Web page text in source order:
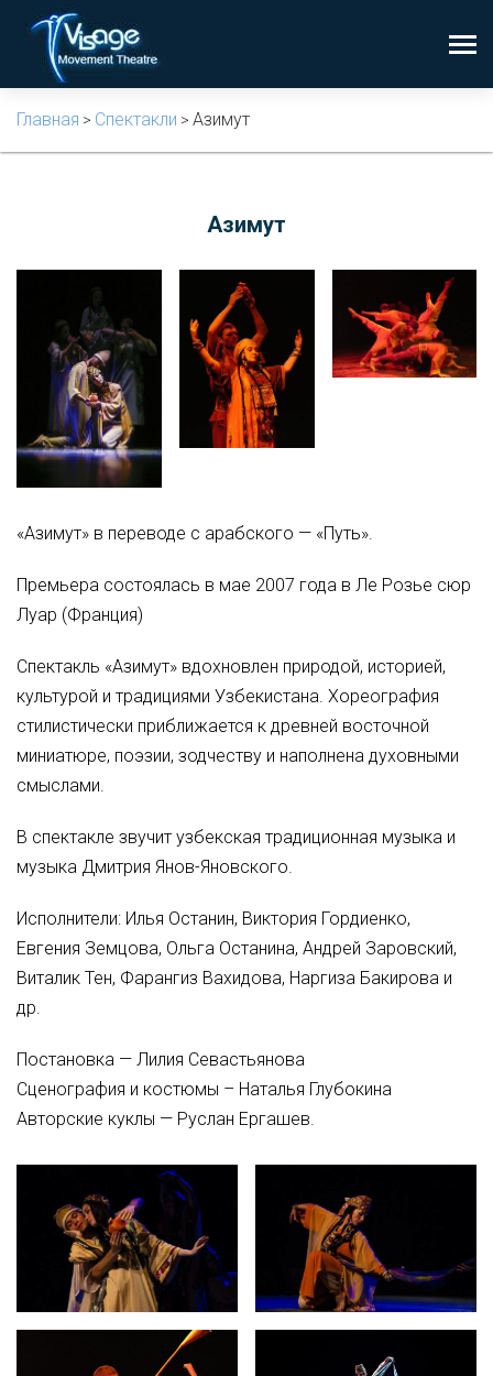
Главная > Спектакли > Азимут
Азимут
«Азимут» в переводе с арабского — «Путь».
Премьера состоялась в мае 2007 года в Ле Розье сюр
Луар (Франция)
Спектакль «Азимут» вдохновлен природой, историей,
культурой и традициями Узбекистана. Хореография
стилистически приближается к древней восточной
миниатюре, поэзии, зодчеству и наполнена духовными
смыслами.
В спектакле звучит узбекская традиционная музыка и
музыка Дмитрия Янов-Яновского.
Исполнители: Илья Останин, Виктория Гордиенко,
Евгения Земцова, Ольга Останина, Андрей Заровский,
Виталик Тен, Фарангиз Вахидова, Наргиза Бакирова и
др.
Постановка — Лилия Севастьянова
Сценография и костюмы – Наталья Глубокина
Авторские куклы — Руслан Ергашев.